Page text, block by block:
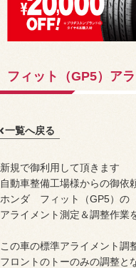
フィット（GP5）ア
一覧へ戻る
新規で御利用して頂きます
自動車整備工場様からの御依
ホンダ フィット（GP5）の
アライメント測定＆調整作業
この車の標準アライメント調
フロントのトーのみの調整と